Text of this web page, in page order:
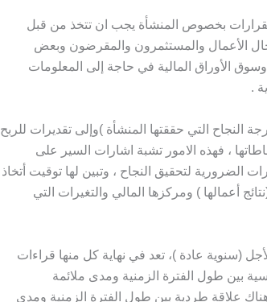
بخصوص المنشأة يجب ان تتخذ من قبل
الأعمال والمستثمرون والمقرضون وبعض
وسوق الأوراق المالية في حاجة إلى المعلومات
.
النجاح التي حققتها المنشأة )وإلى تقديرات للربح
، فهذه الامور تشبة اشارات السير على
الضرورية لتحقيق النجاح ، وتبين لها توقيت أتخاذ
أعمالها ) ومركزها المالي والتغيرات التي
(سنوية عادة )، تعد في نهاية كل منها قراءات
بين طول الفترة الزمنية ومدى ملائمة
هناك علاقة طردية بين طول الفترة الزمنية ومدى